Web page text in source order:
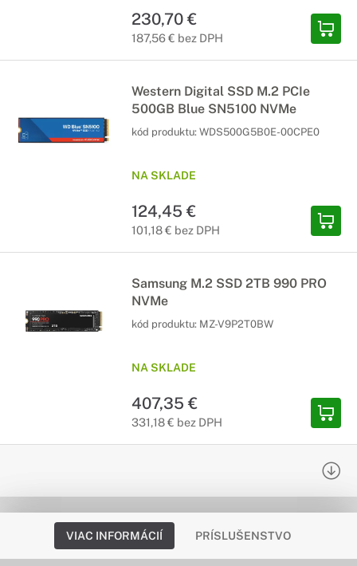
230,70 €
187,56 € bez DPH
Western Digital SSD M.2 PCIe
500GB Blue SN5100 NVMe
kód produktu: WDS500G5B0E-00CPE0
NA SKLADE
124,45 €
101,18 € bez DPH
Samsung M.2 SSD 2TB 990 PRO
NVMe
kód produktu: MZ-V9P2T0BW
NA SKLADE
407,35 €
331,18 € bez DPH
VIAC INFORMÁCIÍ PRÍSLUŠENSTVO